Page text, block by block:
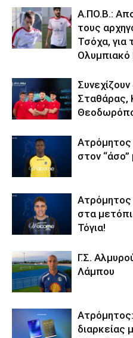
Α.ΠΟ.Β.:
τους
Τσόχα, για
Ολυμπιακό
Σταθάρας,
Ατρόμητος
στον
Ατρόμητος
στα
Τόγια!
Γ.Σ.
Λάμπου
διαρκείας